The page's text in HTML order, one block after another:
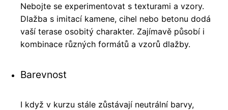
Nebojte se experimentovat s texturami a vzory.
Dlažba s imitací kamene, cihel nebo betonu dodá
vaší terase osobitý charakter. Zajímavě působí i
kombinace různých formátů a vzorů dlažby.
Barevnost
I když v kurzu stále zůstávají neutrální barvy,